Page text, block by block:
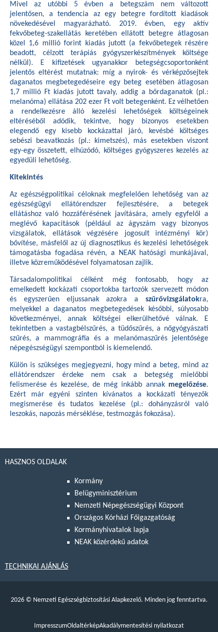
Mivel az utóbbi 5 évben a betegszám nem változott
jelentősen, a tendencia az egy betegre fordított kiadások
növekedésével magyarázható. 2019. évben, egy aktív
fekvőbeteg-szakellátás keretében ellátott betegre átlagosan
közel 1,6 millió forint kiadás jutott (a fekvőbetegek részére
beadott, célzott terápiás gyógyszerkészítmények költsége
nélkül). E kifizetések ugyanakkor betegségcsoportonként
jelentős eltérést mutatnak: míg a nyirok- és vérképzősejtek
daganatos megbetegedéseire egy beteg esetében átlagosan
1,7 millió Ft kiadás jutott tavaly, addig a bőrdaganatok (pl.:
melanóma) ellátása 202 ezer Ft volt betegenként. Ez vélhetően
a rendelkezésre álló kezelési lehetőségek költségeinek
eltéréséből adódik, tekintve, hogy bizonyos esetekben
elegendő egy kisebb kockázattal járó, kevésbé költséges
sebészi beavatkozás (pl.: kimetszés), más esetekben viszont
egy-egy összetett, elhúzódó, költséges gyógyszeres kezelés az
egyedüli lehetőség.
Kitekintés
Az egészségpolitikai céloknak megfelelően lehetőség van az
egészségügyi ellátórendszer fejlesztésére, a betegek
ellátáshoz való hozzáférésének javítására, amely egyfelől a
meglévő kapacitások (például az ágyszám vagy bizonyos
vizsgálatok, ellátások végzésére jogosult intézményi kör)
bővítése, másfelől az új diagnosztikus és kezelési lehetőségek
támogatásba fogadása révén, a NEAK hatósági munkájával,
illetve közreműködésével folyamatosan zajlik.
Társadalompolitikai célként még fontosabb, hogy az
emelkedett kockázati csoportokba tartozók szervezett módon
és egyszerűen eljussanak azokra a szűrővizsgálatokra,
melyekkel a daganatos megbetegedések későbbi, súlyosabb
következményei, annak költségei elkerülhetővé válnak. E
tekintetben a vastagbélszűrés, a tüdőszűrés, a nőgyógyászati
szűrés, a mammográfia és a melanómaszűrés jelentősége
népegészségügyi szempontból is kiemelendő.
Külön is szükséges megjegyezni, hogy mind a beteg, mind az
ellátórendszer érdeke nem csak a betegség mielőbbi
felismerése és kezelése, de még inkább annak megelőzése.
Ezért már egyéni szinten kívánatos a kockázati tényezők
megismerése és tudatos kezelése (pl.: dohányzásról való
leszokás, napozás mérséklése, testmozgás fokozása).
HASZNOS OLDALAK
Kormány
Belügyminisztérium
Nemzeti Népegészségügyi Központ
Országos Kórházi Főigazgatóság
Kormányhivatalok lapja
NEAK közérdekű adatok
TECHNIKAI AJÁNLÁS
2026 © Nemzeti Egészségbiztosítási Alapkezelő. Minden jog fenntartva.
ImpresszumOldaltérképAkadálymentesítési nyilatkozat